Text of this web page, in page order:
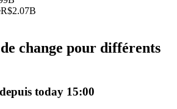
traders
R$2.07B
change pour différents
today 15:00